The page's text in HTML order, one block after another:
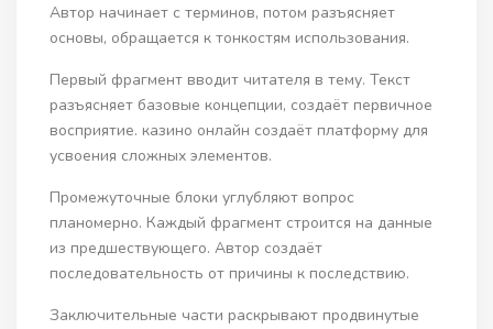
Автор начинает с терминов, потом разъясняет
основы, обращается к тонкостям использования.
Первый фрагмент вводит читателя в тему. Текст
разъясняет базовые концепции, создаёт первичное
восприятие. казино онлайн создаёт платформу для
усвоения сложных элементов.
Промежуточные блоки углубляют вопрос
планомерно. Каждый фрагмент строится на данные
из предшествующего. Автор создаёт
последовательность от причины к последствию.
Заключительные части раскрывают продвинутые